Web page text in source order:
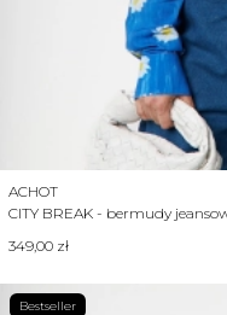
CITY BREAK - bermudy
Producent
ACHOT
Cena
349,00 zł
Bestseller